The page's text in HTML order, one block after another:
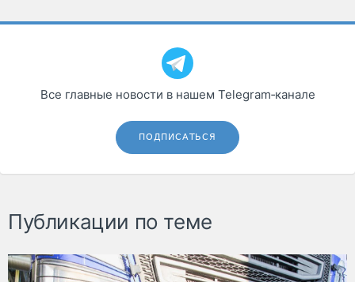
Все главные новости в нашем Telegram‑канале
ПОДПИСАТЬСЯ
Публикации по теме